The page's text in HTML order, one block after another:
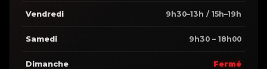
Vendredi 9h30–13h / 15h–19h
Samedi 9h30 – 18h00
Dimanche Fermé